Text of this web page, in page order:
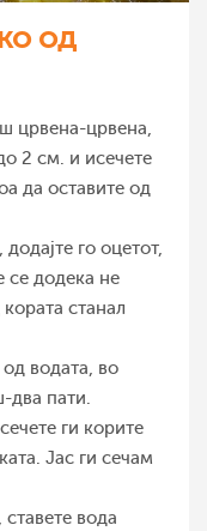
од
црвена-црвена,
2 см. и исечете
да оставите од
го оцетот,
се додека не
станал
водата, во
два пати.
ги корите
Јас ги сечам
вода